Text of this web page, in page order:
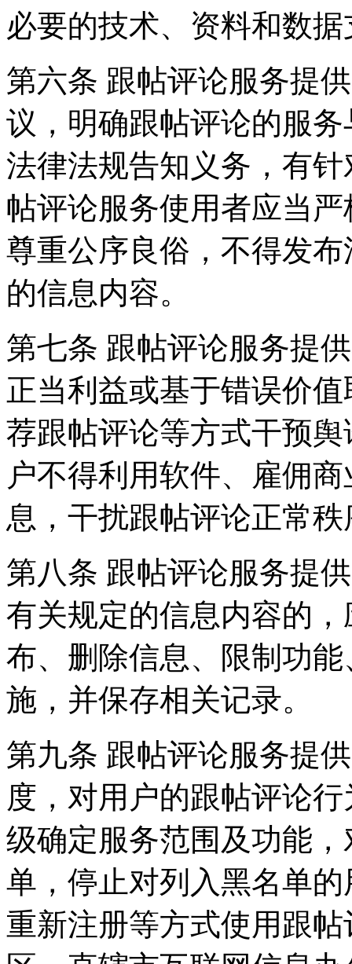
必要的技术、资料和数
第六条 跟帖评论服务提
议，明确跟帖评论的服
法律法规告知义务，有
帖评论服务使用者应当
尊重公序良俗，不得发
的信息内容。
第七条 跟帖评论服务提
正当利益或基于错误价
荐跟帖评论等方式干预
户不得利用软件、雇佣
息，干扰跟帖评论正常
第八条 跟帖评论服务提
有关规定的信息内容的
布、删除信息、限制功
施，并保存相关记录。
第九条 跟帖评论服务提
度，对用户的跟帖评论
级确定服务范围及功能
单，停止对列入黑名单
重新注册等方式使用跟